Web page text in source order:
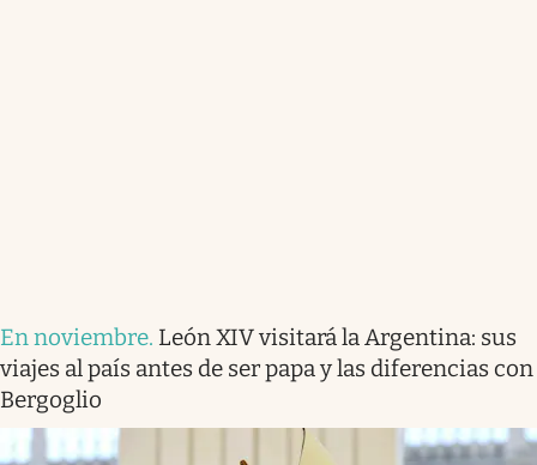
En noviembre. León XIV visitará la Argentina: sus
viajes al país antes de ser papa y las diferencias con
Bergoglio